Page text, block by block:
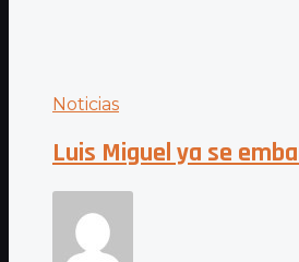
Noticias
Luis Miguel ya se